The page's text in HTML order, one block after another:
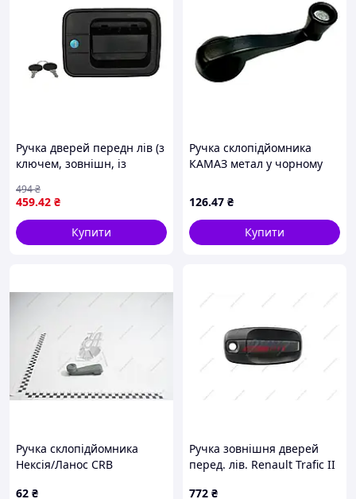
Ручка дверей передн лів (з
ключем, зовнішн, із
EUROCARGO I-III 3.9D/5.9D
09.00-09.15 PACOL IVE-DH-
001L
459.42 ₴
494₴
Купити
Ручка склопідйомника
КАМАЗ метал у чорному
126.47 ₴
Купити
Ручка склопідйомника
Нексія/Ланос CRB
62 ₴
Ручка зовнішня дверей
перед. лів. Renault Trafic II
772 ₴